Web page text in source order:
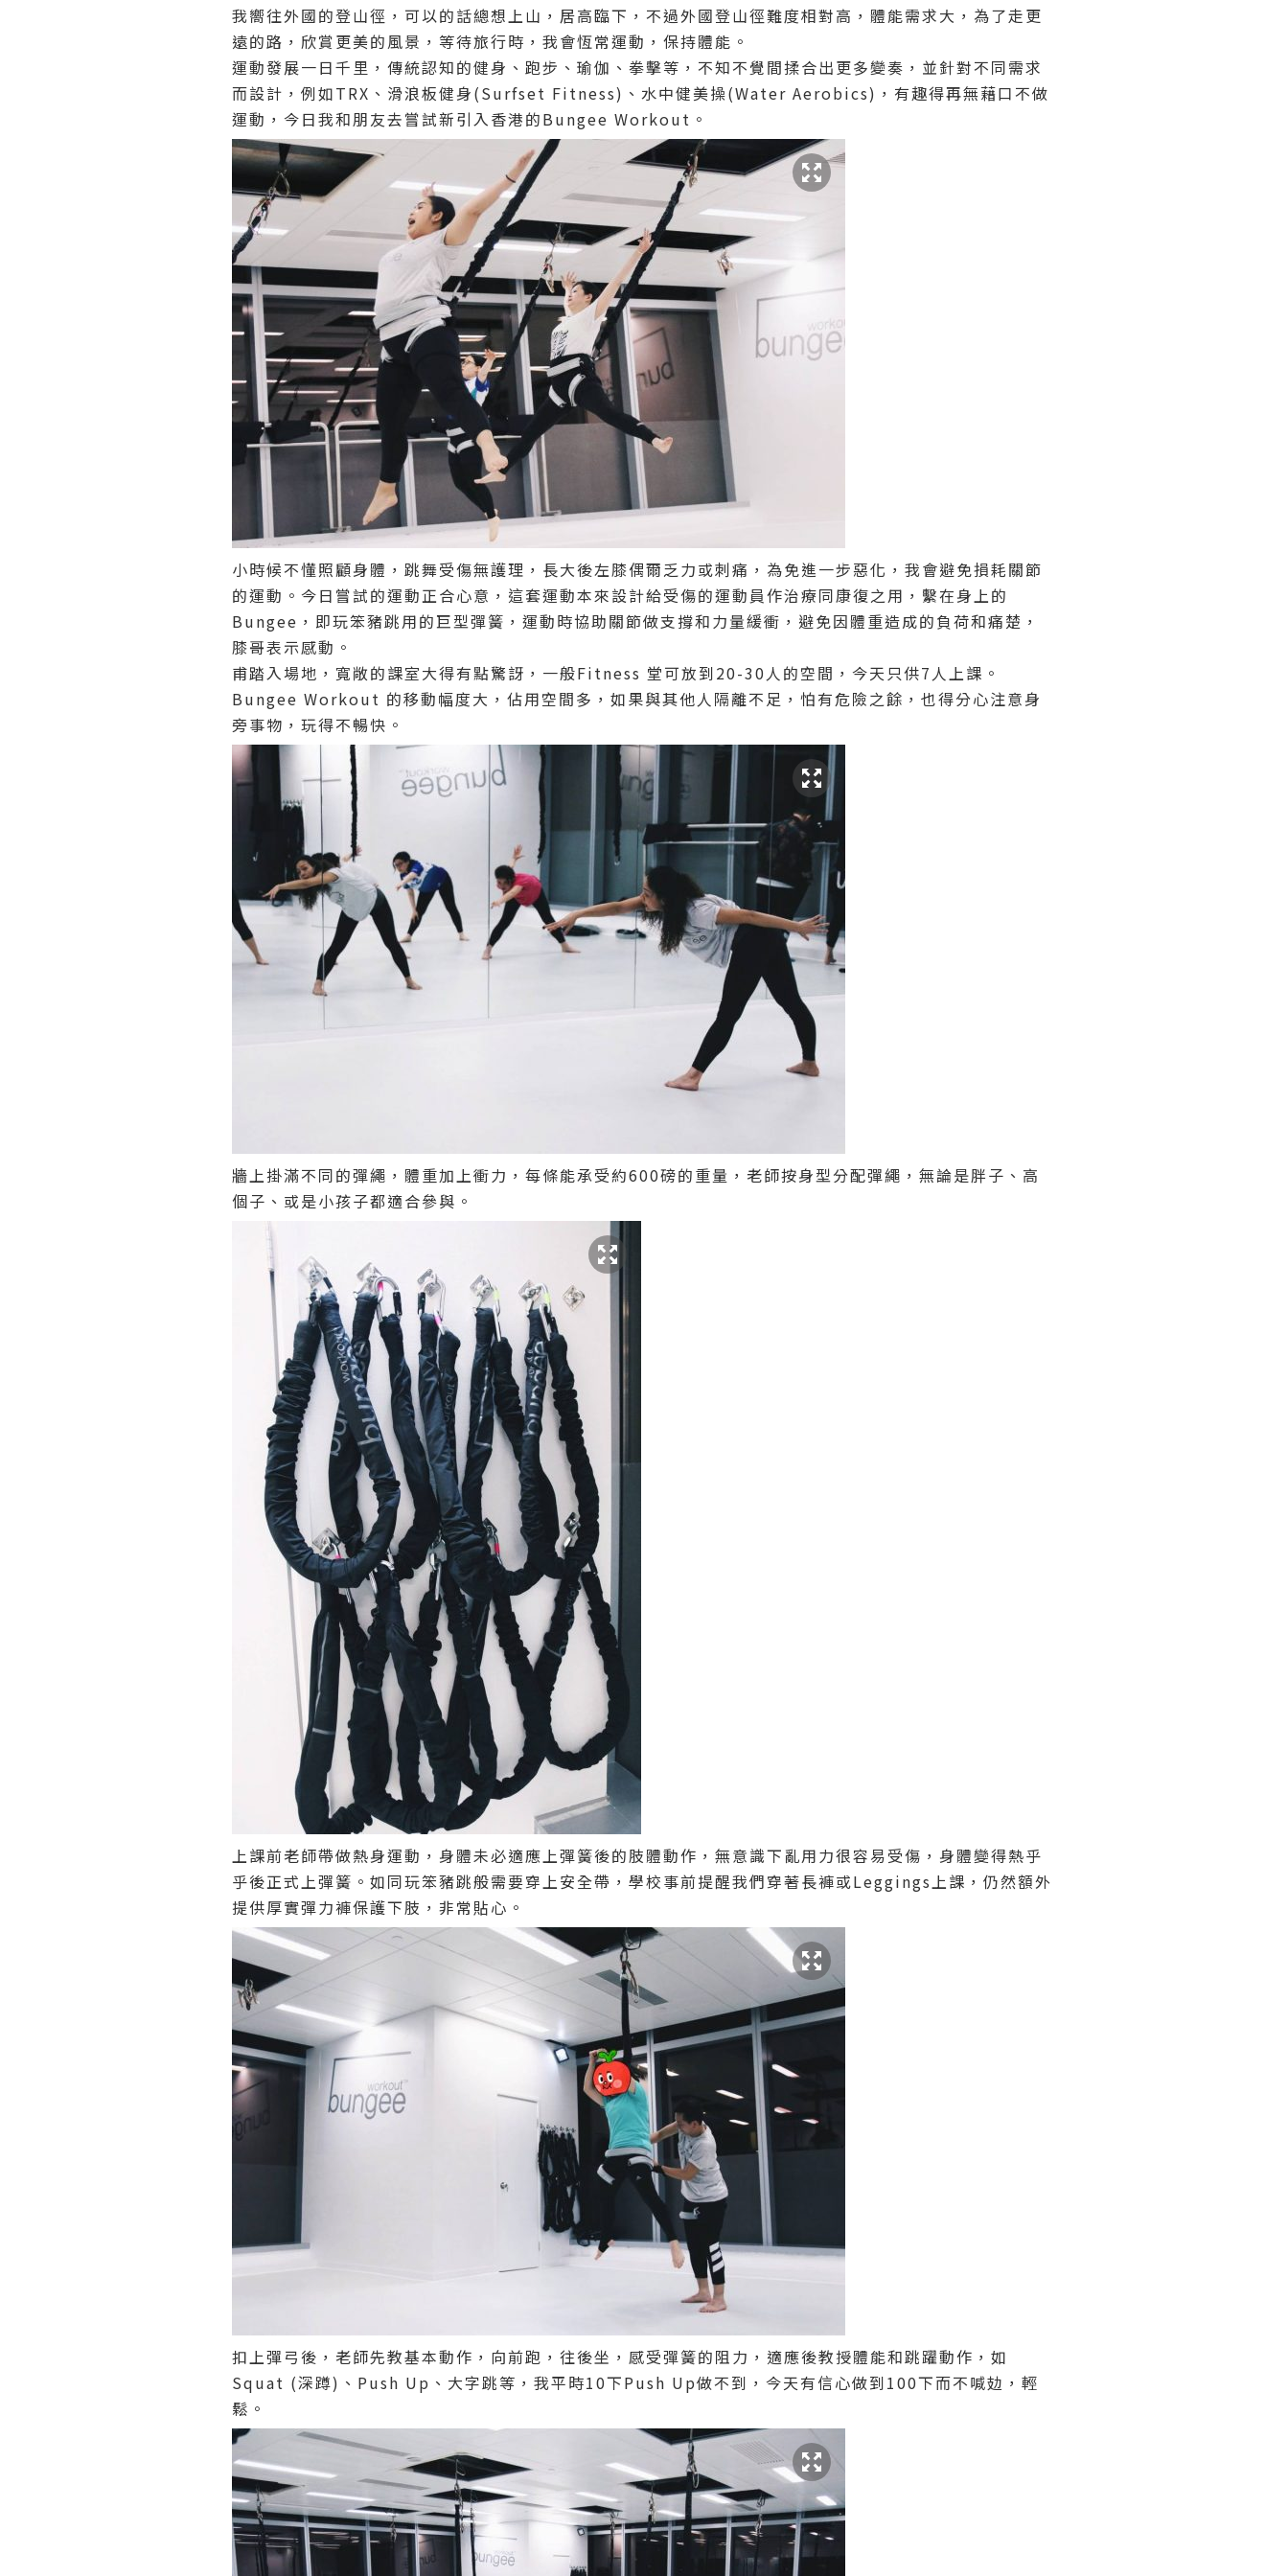
我嚮往外國的登山徑，可以的話總想上山，居高臨下，不過外國登山徑難度相對高，體能需求大，為了走更
遠的路，欣賞更美的風景，等待旅行時，我會恆常運動，保持體能。
運動發展一日千里，傳統認知的健身、跑步、瑜伽、拳擊等，不知不覺間揉合出更多變奏，並針對不同需求
而設計，例如TRX、滑浪板健身(Surfset Fitness)、水中健美操(Water Aerobics)，有趣得再無藉口不做
運動，今日我和朋友去嘗試新引入香港的Bungee Workout。
小時候不懂照顧身體，跳舞受傷無護理，長大後左膝偶爾乏力或刺痛，為免進一步惡化，我會避免損耗關節
的運動。今日嘗試的運動正合心意，這套運動本來設計給受傷的運動員作治療同康復之用，繫在身上的
Bungee，即玩笨豬跳用的巨型彈簧，運動時協助關節做支撐和力量緩衝，避免因體重造成的負荷和痛楚，
膝哥表示感動。
甫踏入場地，寬敞的課室大得有點驚訝，一般Fitness 堂可放到20-30人的空間，今天只供7人上課。
Bungee Workout 的移動幅度大，佔用空間多，如果與其他人隔離不足，怕有危險之餘，也得分心注意身
旁事物，玩得不暢快。
牆上掛滿不同的彈繩，體重加上衝力，每條能承受約600磅的重量，老師按身型分配彈繩，無論是胖子、高
個子、或是小孩子都適合參與。
上課前老師帶做熱身運動，身體未必適應上彈簧後的肢體動作，無意識下亂用力很容易受傷，身體變得熱乎
乎後正式上彈簧。如同玩笨豬跳般需要穿上安全帶，學校事前提醒我們穿著長褲或Leggings上課，仍然額外
提供厚實彈力褲保護下肢，非常貼心。
扣上彈弓後，老師先教基本動作，向前跑，往後坐，感受彈簧的阻力，適應後教授體能和跳躍動作，如
Squat (深蹲)、Push Up、大字跳等，我平時10下Push Up做不到，今天有信心做到100下而不喊攰，輕
鬆。